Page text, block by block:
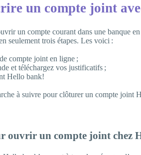
un compte joint
un compte courant dans une banque
seulement trois étapes. Les voici :
compte joint en ligne ;
et téléchargez vos justificatifs ;
Hello bank!
à suivre pour clôturer un compte joint
ouvrir un compte joint chez